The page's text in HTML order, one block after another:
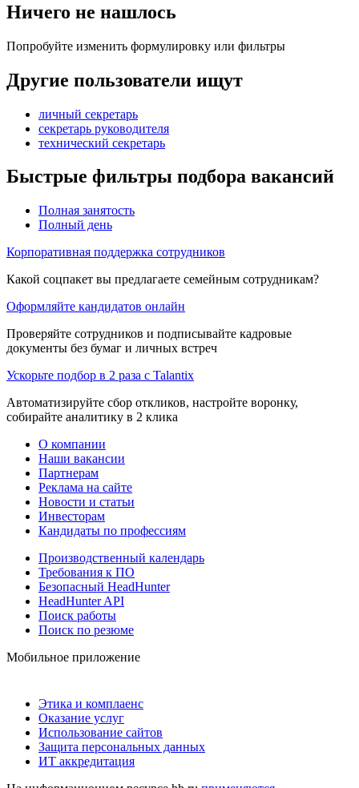
Ничего не нашлось
Попробуйте изменить формулировку или фильтры
Другие пользователи ищут
личный секретарь
секретарь руководителя
технический секретарь
Быстрые фильтры подбора вакансий
Полная занятость
Полный день
Корпоративная поддержка сотрудников
Какой соцпакет вы предлагаете семейным сотрудникам?
Оформляйте кандидатов онлайн
Проверяйте сотрудников и подписывайте кадровые
документы без бумаг и личных встреч
Ускорьте подбор в 2 раза с Talantix
Автоматизируйте сбор откликов, настройте воронку,
собирайте аналитику в 2 клика
О компании
Наши вакансии
Партнерам
Реклама на сайте
Новости и статьи
Инвесторам
Кандидаты по профессиям
Производственный календарь
Требования к ПО
Безопасный HeadHunter
HeadHunter API
Поиск работы
Поиск по резюме
Мобильное приложение
Этика и комплаенс
Оказание услуг
Использование сайтов
Защита персональных данных
ИТ аккредитация